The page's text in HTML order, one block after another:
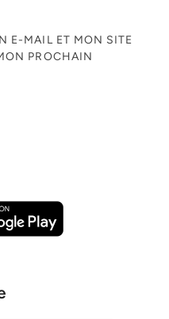
E-MAIL ET MON SITE
PROCHAIN